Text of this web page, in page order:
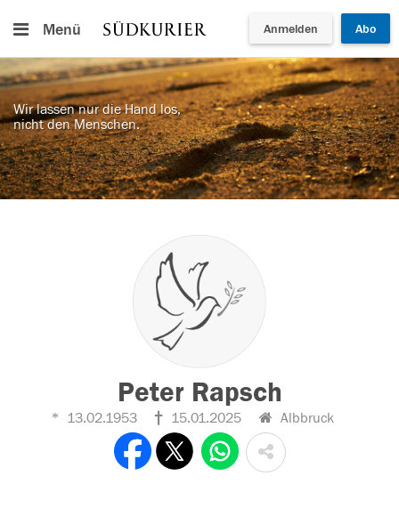
Menü Anmelden Abo
Wir lassen nur die Hand los,
nicht den Menschen.
Peter Rapsch
13.02.1953 15.01.2025 Albbruck